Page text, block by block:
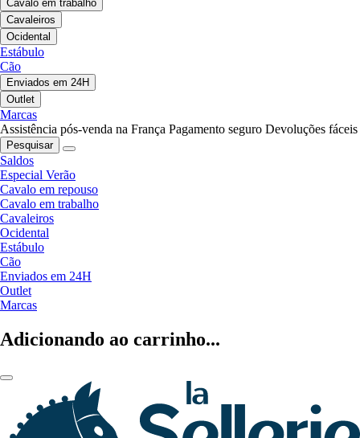
Cavalo em trabalho
Cavaleiros
Ocidental
Estábulo
Cão
Enviados em 24H
Outlet
Marcas
Assistência pós-venda na França Pagamento seguro Devoluções fáceis
Pesquisar
Saldos
Especial Verão
Cavalo em repouso
Cavalo em trabalho
Cavaleiros
Ocidental
Estábulo
Cão
Enviados em 24H
Outlet
Marcas
Adicionando ao carrinho...